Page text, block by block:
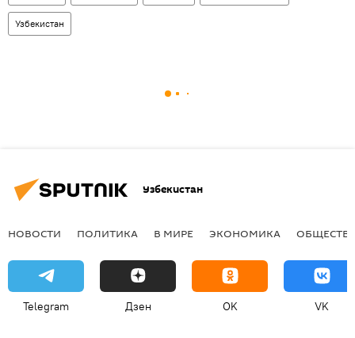
Узбекистан
Узбекистан
НОВОСТИ ПОЛИТИКА В МИРЕ ЭКОНОМИКА
Telegram Дзен OK VK